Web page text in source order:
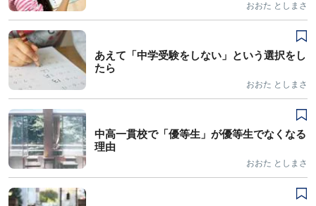
おおた としまさ
あえて「中学受験をしない」という選択をし
たら
おおた としまさ
中高一貫校で「優等生」が優等生でなくなる
理由
おおた としまさ